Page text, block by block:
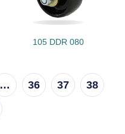
105 DDR 080
… 36 37 38